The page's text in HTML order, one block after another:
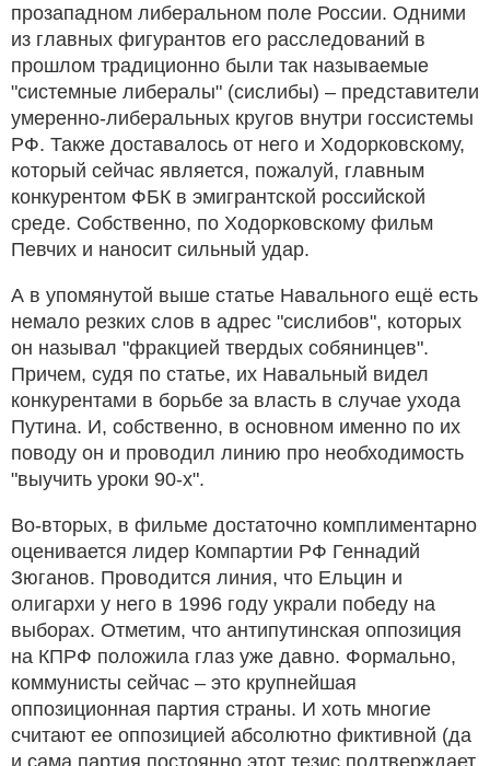
прозападном либеральном поле России. Одними
из главных фигурантов его расследований в
прошлом традиционно были так называемые
"системные либералы" (сислибы) – представители
умеренно-либеральных кругов внутри госсистемы
РФ. Также доставалось от него и Ходорковскому,
который сейчас является, пожалуй, главным
конкурентом ФБК в эмигрантской российской
среде. Собственно, по Ходорковскому фильм
Певчих и наносит сильный удар.
А в упомянутой выше статье Навального ещё есть
немало резких слов в адрес "сислибов", которых
он называл "фракцией твердых собянинцев".
Причем, судя по статье, их Навальный видел
конкурентами в борьбе за власть в случае ухода
Путина. И, собственно, в основном именно по их
поводу он и проводил линию про необходимость
"выучить уроки 90-х".
Во-вторых, в фильме достаточно комплиментарно
оценивается лидер Компартии РФ Геннадий
Зюганов. Проводится линия, что Ельцин и
олигархи у него в 1996 году украли победу на
выборах. Отметим, что антипутинская оппозиция
на КПРФ положила глаз уже давно. Формально,
коммунисты сейчас – это крупнейшая
оппозиционная партия страны. И хоть многие
считают ее оппозицией абсолютно фиктивной (да
и сама партия постоянно этот тезис подтверждает,